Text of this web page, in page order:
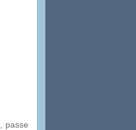
passe